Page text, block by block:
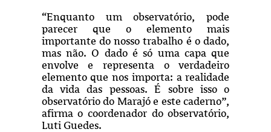
“Enquanto um observatório, pode
parecer que o elemento mais
importante do nosso trabalho é o dado,
mas não. O dado é só uma capa que
envolve e representa o verdadeiro
elemento que nos importa: a realidade
da vida das pessoas. É sobre isso o
observatório do Marajó e este caderno”,
afirma o coordenador do observatório,
Luti Guedes.